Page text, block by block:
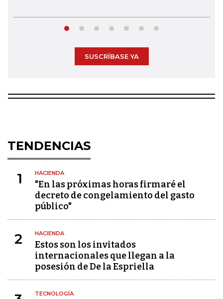
SUSCRÍBASE YA
TENDENCIAS
1 HACIENDA
"En las próximas horas firmaré el
decreto de congelamiento del gasto
público"
2 HACIENDA
Estos son los invitados
internacionales que llegan a la
posesión de De la Espriella
TECNOLOGÍA